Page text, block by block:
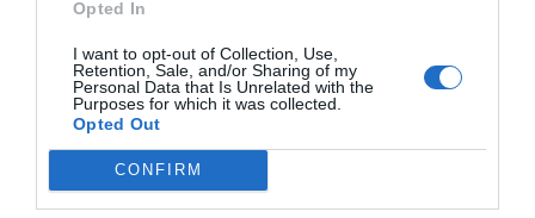
Opted In
I want to opt-out of Collection, Use,
Retention, Sale, and/or Sharing of my
Personal Data that Is Unrelated with the
Purposes for which it was collected.
Opted Out
CONFIRM